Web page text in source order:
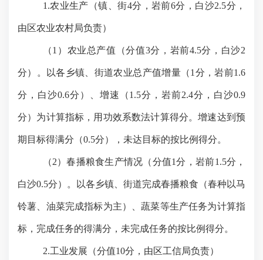
1.农业生产（镇、街4分，岩前6分，白沙2.5分，
由区农业农村局负责）
（1）农业总产值（分值3分，岩前4.5分，白沙2
分）。以各乡镇、街道农业总产值增量（1分，岩前1.6
分，白沙0.6分）、增速（1.5分，岩前2.4分，白沙0.9
分）为计算指标，用功效系数法计算得分。增速达到预
期目标得满分（0.5分），未达目标的按比例得分。
（2）春播粮食生产情况（分值1分，岩前1.5分，
白沙0.5分）。以各乡镇、街道完成春播粮食（春种以马
铃薯、油菜完成指标为主）、蔬菜等生产任务为计算指
标，完成任务的得满分，未完成任务的按比例得分。
2.工业发展（分值10分，由区工信局负责）